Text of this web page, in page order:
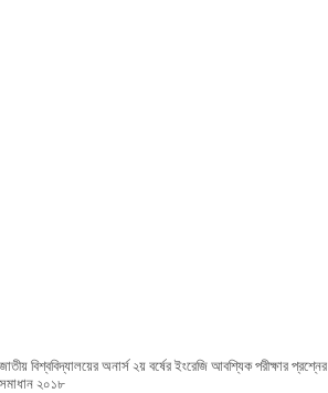
জাতীয় বিশ্ববিদ্যালয়ের অনার্স ২য় বর্ষের ইংরেজি আবশ্যিক পরীক্ষার প্রশ্নের
সমাধান ২০১৮